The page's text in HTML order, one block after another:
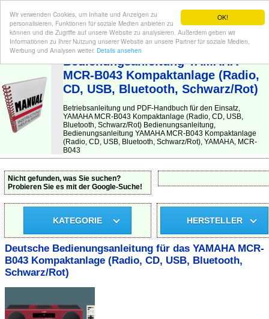
OK!
Wir verwenden Cookies, um Inhalte und Anzeigen zu
personalisieren, Funktionen für soziale Medien anbieten zu
können und die Zugriffe auf unsere Website zu analysieren. Außerdem geben wir
Informationen zu Ihrer Nutzung unserer Website an unsere Partner für soziale Medien,
Werbung und Analysen weiter. Details ansehen
BEDIENUNGSANLEITUNG| Hier finden Sie die deutsche Anleitung!
Bedienungsanleitung YAMAHA
MCR-B043 Kompaktanlage (Radio,
CD, USB, Bluetooth, Schwarz/Rot)
Betriebsanleitung und PDF-Handbuch für den Einsatz,
YAMAHA MCR-B043 Kompaktanlage (Radio, CD, USB,
Bluetooth, Schwarz/Rot) Bedienungsanleitung,
Bedienungsanleitung YAMAHA MCR-B043 Kompaktanlage
(Radio, CD, USB, Bluetooth, Schwarz/Rot), YAMAHA, MCR-
B043
Nicht gefunden, was Sie suchen?
Probieren Sie es mit der Google-Suche!
KATEGORIE HERSTELLER
Deutsche Bedienungsanleitung für das YAMAHA MCR-
B043 Kompaktanlage (Radio, CD, USB, Bluetooth,
Schwarz/Rot)